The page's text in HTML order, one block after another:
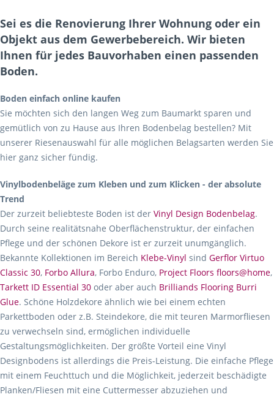
Sei es die Renovierung Ihrer Wohnung oder ein
Objekt aus dem Gewerbebereich. Wir bieten
Ihnen für jedes Bauvorhaben einen passenden
Boden.
Boden einfach online kaufen
Sie möchten sich den langen Weg zum Baumarkt sparen und
gemütlich von zu Hause aus Ihren Bodenbelag bestellen? Mit
unserer Riesenauswahl für alle möglichen Belagsarten werden Sie
hier ganz sicher fündig.
Vinylbodenbeläge zum Kleben und zum Klicken - der absolute
Trend
Der zurzeit beliebteste Boden ist der Vinyl Design Bodenbelag.
Durch seine realitätsnahe Oberflächenstruktur, der einfachen
Pflege und der schönen Dekore ist er zurzeit unumgänglich.
Bekannte Kollektionen im Bereich Klebe-Vinyl sind Gerflor Virtuo
Classic 30, Forbo Allura, Forbo Enduro, Project Floors floors@home,
Tarkett ID Essential 30 oder aber auch Brilliands Flooring Burri
Glue. Schöne Holzdekore ähnlich wie bei einem echten
Parkettboden oder z.B. Steindekore, die mit teuren Marmorfliesen
zu verwechseln sind, ermöglichen individuelle
Gestaltungsmöglichkeiten. Der größte Vorteil eine Vinyl
Designbodens ist allerdings die Preis-Leistung. Die einfache Pflege
mit einem Feuchttuch und die Möglichkeit, jederzeit beschädigte
Planken/Fliesen mit eine Cuttermesser abzuziehen und